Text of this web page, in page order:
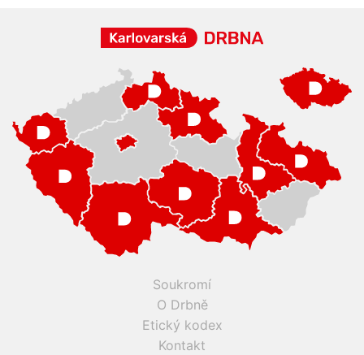
Soukromí
O Drbně
Etický kodex
Kontakt